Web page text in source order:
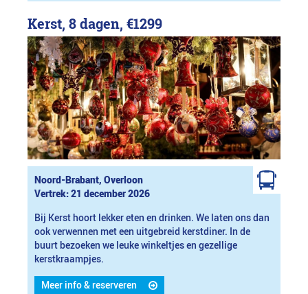
Kerst, 8 dagen, €1299
Noord-Brabant, Overloon
Vertrek: 21 december 2026
Bij Kerst hoort lekker eten en drinken. We laten ons dan
ook verwennen met een uitgebreid kerstdiner. In de
buurt bezoeken we leuke winkeltjes en gezellige
kerstkraampjes.
Meer info & reserveren